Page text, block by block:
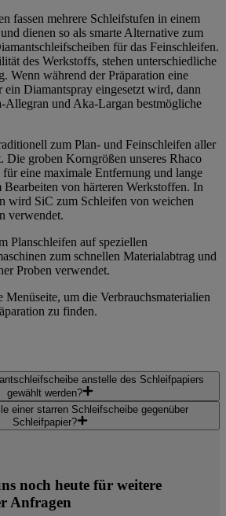
fassen mehrere Schleifstufen in einem
dienen so als smarte Alternative zum
für das Feinschleifen.
des Werkstoffs, stehen unterschiedliche
Wenn während der Präparation eine
ein Diamantspray eingesetzt wird, dann
Allegran und Aka-Largan bestmögliche
zum Plan- und Feinschleifen aller
Die groben Korngrößen unseres Rhaco
für eine maximale Entfernung und lange
Bearbeiten von härteren Werkstoffen. In
wird SiC zum Schleifen von weichen
verwendet.
Planschleifen auf speziellen
zum schnellen Materialabtrag und
Proben verwendet.
um die Verbrauchsmaterialien
zu finden.
anstelle des Schleifpapiers
gewählt werden?
einer starren Schleifscheibe gegenüber
Schleifpapier?
noch heute für weitere
Anfragen